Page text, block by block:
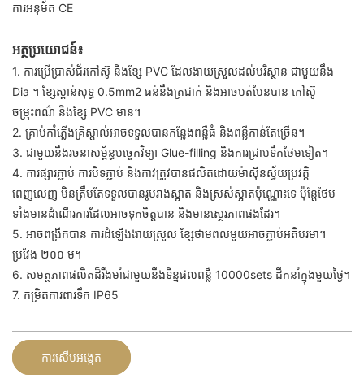
ការអនុម័ត CE
អត្ថប្រយោជន៍៖
1. ការប្រើប្រាស់ជ័រកៅស៊ូ និងខ្សែ PVC ដែលងាយស្រួលដល់បរិស្ថាន ជាមួយនឹង
Dia ។ ខ្សែស្ពាន់សុទ្ធ 0.5mm2 ធន់នឹងត្រជាក់ និងអាចបត់បែនបាន កៅស៊ូ
ចម្រុះពណ៌ និងខ្សែ PVC មាន។
2. គ្រាប់កាំភ្លើងគ្រីស្តាល់អាចទទួលបានកន្លែងពន្លឺធំ និងពន្លឺកាន់តែច្រើន។
3. ជាមួយនឹងរចនាសម្ព័ន្ធបច្ចេកវិទ្យា Glue-filling និងការជ្រាបទឹកថែមទៀត។
4. ការផ្សារភ្ជាប់ ការបិទភ្ជាប់ និងកាវត្រូវបានផលិតដោយម៉ាស៊ីនស្វ័យប្រវត្តិ
ពេញលេញ មិនត្រឹមតែទទួលបានរូបរាងស្អាត និងស្រស់ស្អាតប៉ុណ្ណោះទេ ប៉ុន្តែថែម
ទាំងមានដំណើរការដែលអាចទុកចិត្តបាន និងមានស្ថេរភាពផងដែរ។
5. អាចពង្រីកបាន ការដំឡើងងាយស្រួល ខ្សែថាមពលមួយអាចភ្ជាប់អតិបរមា។
ប្រវែង ២០០ ម។
6. សមត្ថភាពផលិតដ៏រឹងមាំជាមួយនឹងទិន្នផលពន្លឺ 10000sets ដឹកនាំក្នុងមួយថ្ងៃ។
7. កម្រិតការពារទឹក IP65
ការសើបអង្កេត